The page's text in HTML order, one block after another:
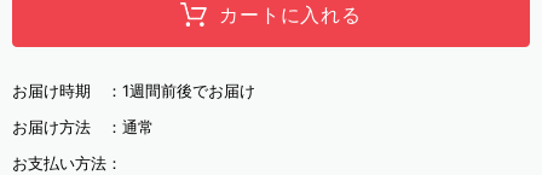
カートに入れる
お届け時期 ： 1週間前後でお届け
お届け方法 ： 通常
お支払い方法：